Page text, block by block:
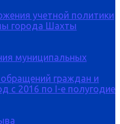
учетной политики
города Шахты
муниципальных
граждан и
с 2016 по I-е полугодие